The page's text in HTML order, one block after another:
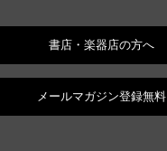
書店・楽器店の方へ
メールマガジン登録無料